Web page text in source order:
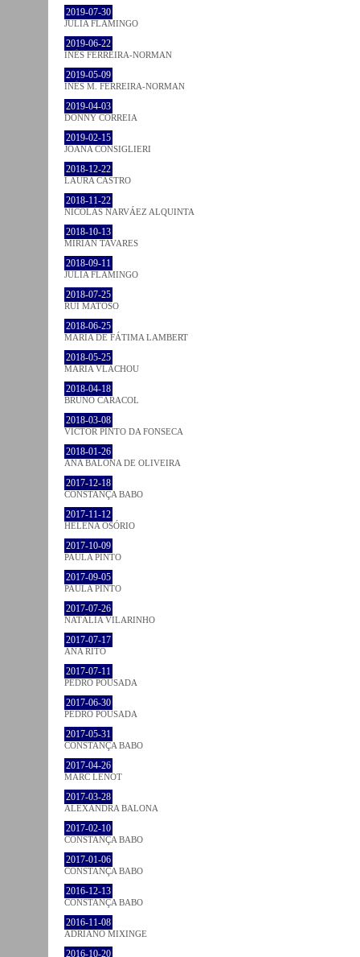
2019-07-30
JULIA FLAMINGO
2019-06-22
INÊS FERREIRA-NORMAN
2019-05-09
INÊS M. FERREIRA-NORMAN
2019-04-03
DONNY CORREIA
2019-02-15
JOANA CONSIGLIERI
2018-12-22
LAURA CASTRO
2018-11-22
NICOLÁS NARVÁEZ ALQUINTA
2018-10-13
MIRIAN TAVARES
2018-09-11
JULIA FLAMINGO
2018-07-25
RUI MATOSO
2018-06-25
MARIA DE FÁTIMA LAMBERT
2018-05-25
MARIA VLACHOU
2018-04-18
BRUNO CARACOL
2018-03-08
VICTOR PINTO DA FONSECA
2018-01-26
ANA BALONA DE OLIVEIRA
2017-12-18
CONSTANÇA BABO
2017-11-12
HELENA OSÓRIO
2017-10-09
PAULA PINTO
2017-09-05
PAULA PINTO
2017-07-26
NATÁLIA VILARINHO
2017-07-17
ANA RITO
2017-07-11
PEDRO POUSADA
2017-06-30
PEDRO POUSADA
2017-05-31
CONSTANÇA BABO
2017-04-26
MARC LENOT
2017-03-28
ALEXANDRA BALONA
2017-02-10
CONSTANÇA BABO
2017-01-06
CONSTANÇA BABO
2016-12-13
CONSTANÇA BABO
2016-11-08
ADRIANO MIXINGE
2016-10-20